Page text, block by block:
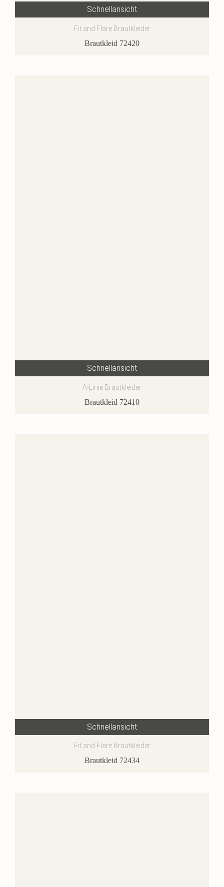
Schnellansicht
Fit and Flare Brautkleider
Brautkleid 72420
Schnellansicht
A-Linie Brautkleider
Brautkleid 72410
Schnellansicht
Fit and Flare Brautkleider
Brautkleid 72434